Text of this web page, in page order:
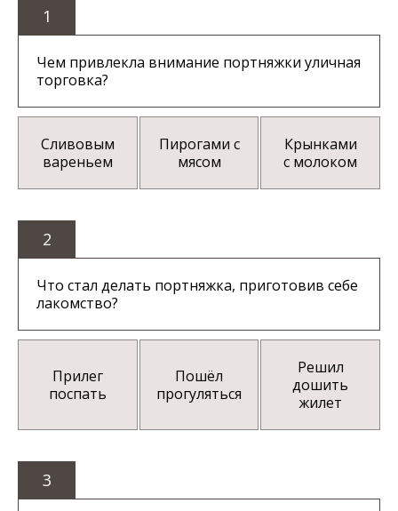
1
Чем привлекла внимание портняжки уличная
торговка?
Сливовым
вареньем
Пирогами с
мясом
Крынками
с молоком
2
Что стал делать портняжка, приготовив себе
лакомство?
Прилег
поспать
Пошёл
прогуляться
Решил
дошить
жилет
3